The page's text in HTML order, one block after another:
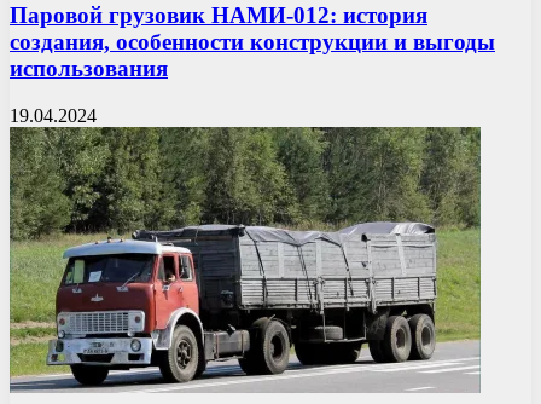
Паровой грузовик НАМИ-012: история
создания, особенности конструкции и выгоды
использования
19.04.2024